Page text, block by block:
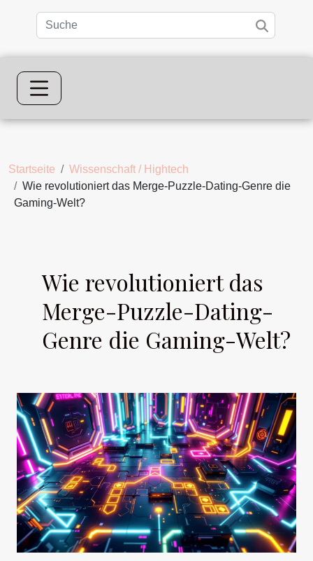
Startseite
Wissenschaft / Hightech
Wie revolutioniert das Merge-Puzzle-Dating-Genre die
Gaming-Welt?
Wie revolutioniert das
Merge-Puzzle-Dating-
Genre die Gaming-Welt?